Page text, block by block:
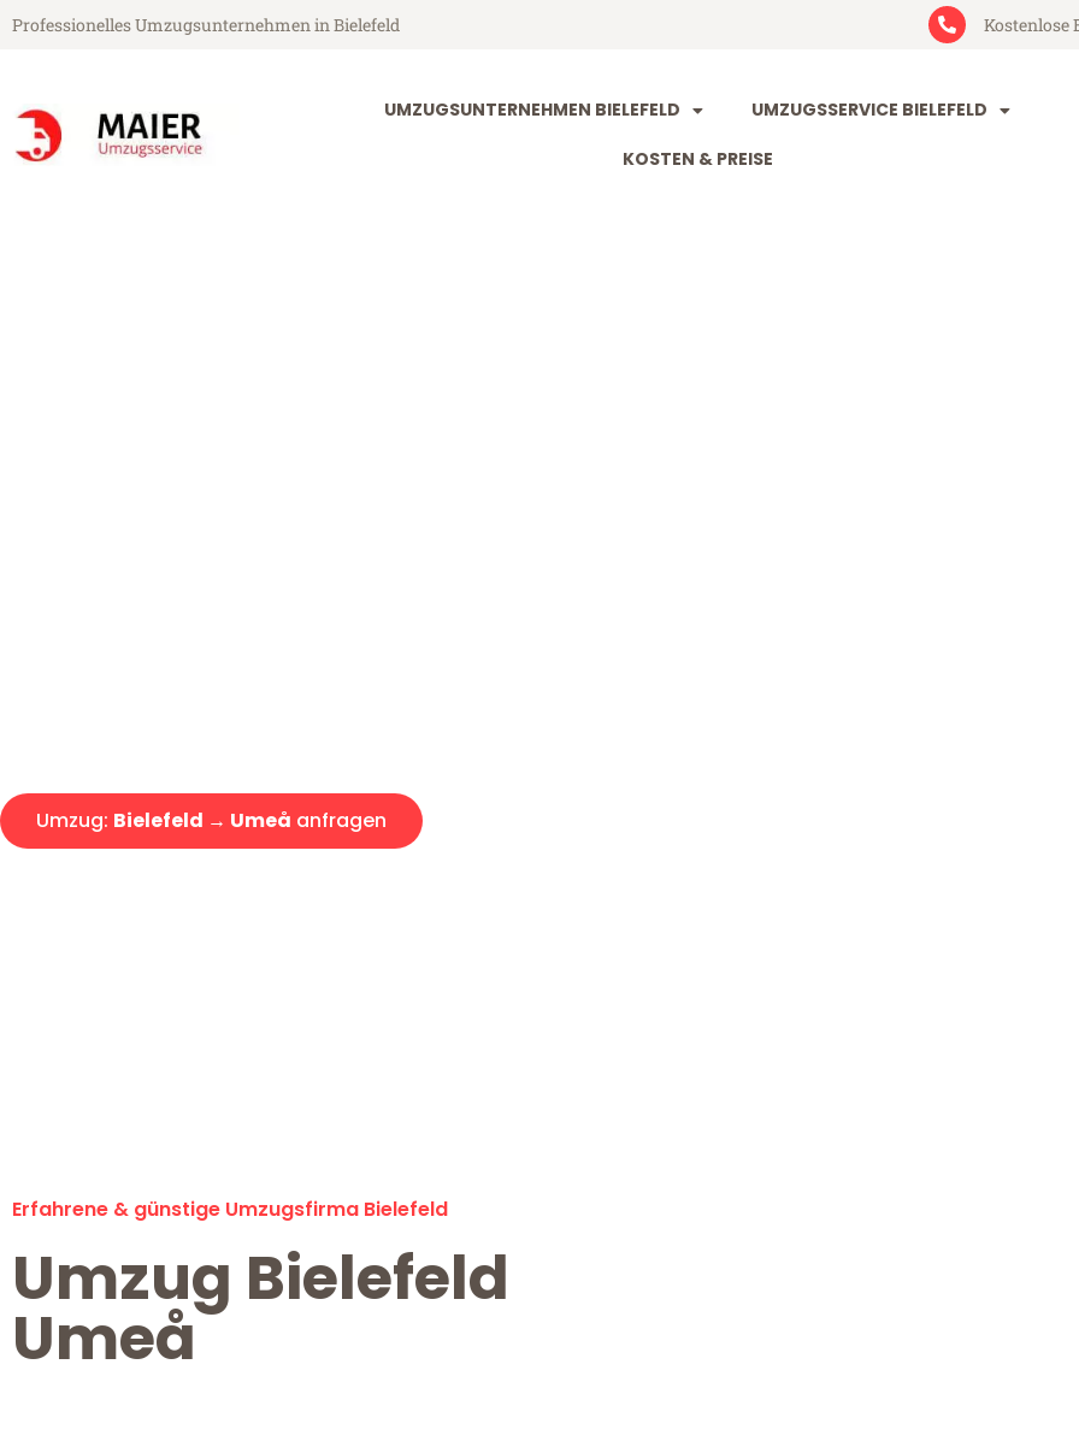
Professionelles Umzugsunternehmen in Bielefeld Kostenlose
UMZUGSUNTERNEHMEN BIELEFELD UMZUGSSERVICE BIELEFELD
KOSTEN & PREISE
Umzug: Bielefeld → Umeå anfragen
Erfahrene & günstige Umzugsfirma Bielefeld
Umzug Bielefeld
Umeå